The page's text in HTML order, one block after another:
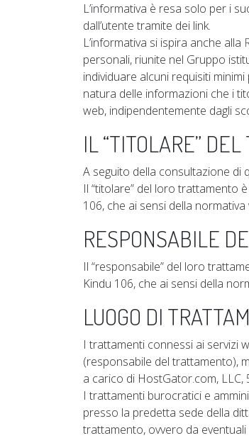
L’informativa è resa solo per i
dall’utente tramite dei link.
L’informativa si ispira anche alla
personali, riunite nel Gruppo
individuare alcuni requisiti
natura delle informazioni che i
web, indipendentemente dagli
IL “TITOLARE”
A seguito della consultazione di
Il “titolare” del loro trattamento
106, che ai sensi della
RESPONSABILE
Il “responsabile” del loro
Kindu 106, che ai sensi della
LUOGO DI
I trattamenti connessi ai servizi
(responsabile del trattamento),
a carico di HostGator.com, LLC,
I trattamenti burocratici e
presso la predetta sede della
trattamento, ovvero da